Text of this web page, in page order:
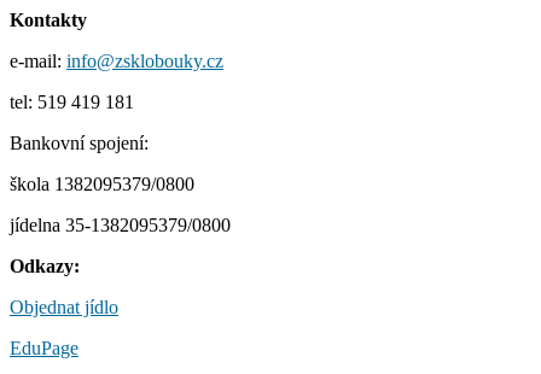
Kontakty
e-mail: info@zsklobouky.cz
tel: 519 419 181
Bankovní spojení:
škola 1382095379/0800
jídelna 35-1382095379/0800
Odkazy:
Objednat jídlo
EduPage